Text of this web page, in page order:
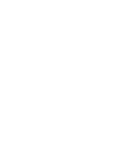
- Aktual Tajam